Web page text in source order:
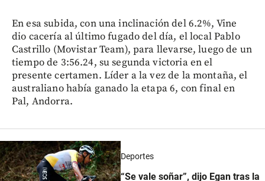
En esa subida, con una inclinación del 6.2%, Vine
dio cacería al último fugado del día, el local Pablo
Castrillo (Movistar Team), para llevarse, luego de un
tiempo de 3:56.24, su segunda victoria en el
presente certamen. Líder a la vez de la montaña, el
australiano había ganado la etapa 6, con final en
Pal, Andorra.
Deportes
“Se vale soñar”, dijo Egan tras la